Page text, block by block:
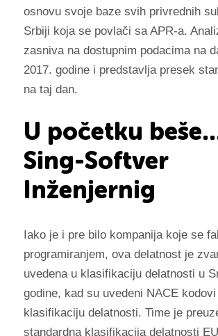
osnovu svoje baze svih privrednih
Srbiji koja se povlači sa APR-a.
zasniva na dostupnim podacima na
2017. godine i predstavlja presek
na taj dan.
U početku
Sing-Softver
Inženjernig
Iako je i pre bilo kompanija koje se
programiranjem, ova delatnost je
uvedena u klasifikaciju delatnosti u
godine, kad su uvedeni NACE kodovi
klasifikaciju delatnosti. Time je
standardna klasifikacija delatnosti